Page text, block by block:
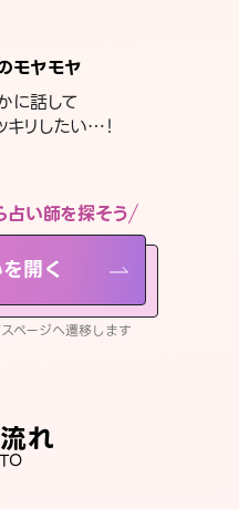
モヤモヤ
に話して
キリしたい…！
占い師を探そう
開く
ページへ遷移します
れ